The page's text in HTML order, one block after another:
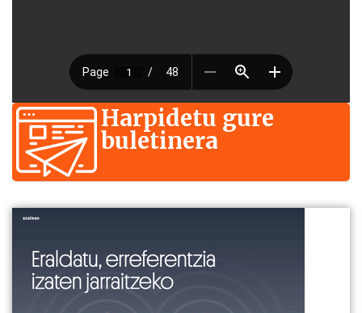
Harpidetu gure
buletinera